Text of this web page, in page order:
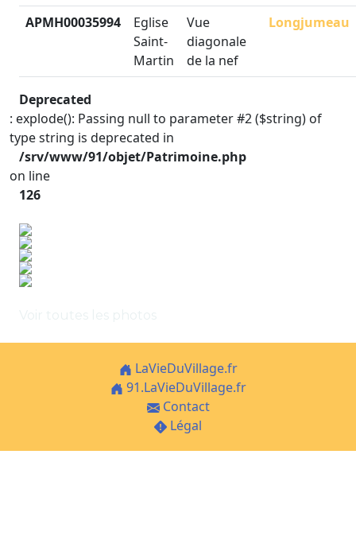
APMH00035994
Eglise
Saint-
Martin
Vue
diagonale
de la nef
Longjumeau
Deprecated
: explode(): Passing null to parameter #2 ($string) of
type string is deprecated in
/srv/www/91/objet/Patrimoine.php
on line
126
LaVieDuVillage.fr
91.LaVieDuVillage.fr
Contact
Légal